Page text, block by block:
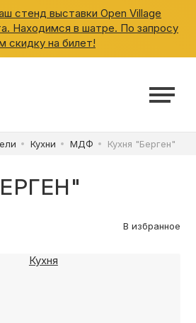
стенд выставки Open Village
Находимся в шатре. По запросу
скидку на билет!
Кухни МДФ Кухня "Берген"
В избранное